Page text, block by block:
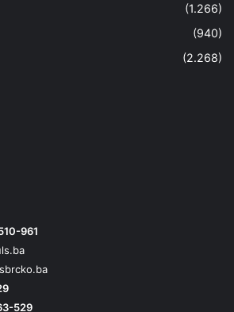
(1.266)
(940)
(2.268)
961
529